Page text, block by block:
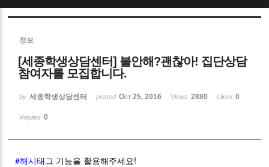
정보
[세종학생상담센터] 불안해?괜찮아! 집단상담
참여자를 모집합니다.
by 세종학생상담센터 posted Oct 25, 2016 Views 2880 Likes 0
Replies 0
#해시태그 기능을 활용해주세요!
Sketchbook5, 스케치북5
Sketchbook5, 스케치북5